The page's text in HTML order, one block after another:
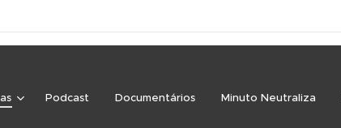
Podcast Documentários Minuto Neutraliza